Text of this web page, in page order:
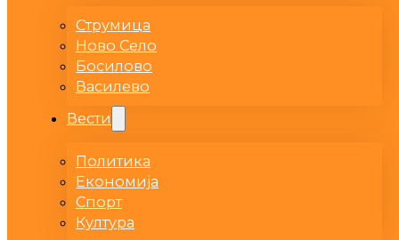
Струмица
Ново Село
Босилово
Василево
Вести
Политика
Економија
Спорт
Култура